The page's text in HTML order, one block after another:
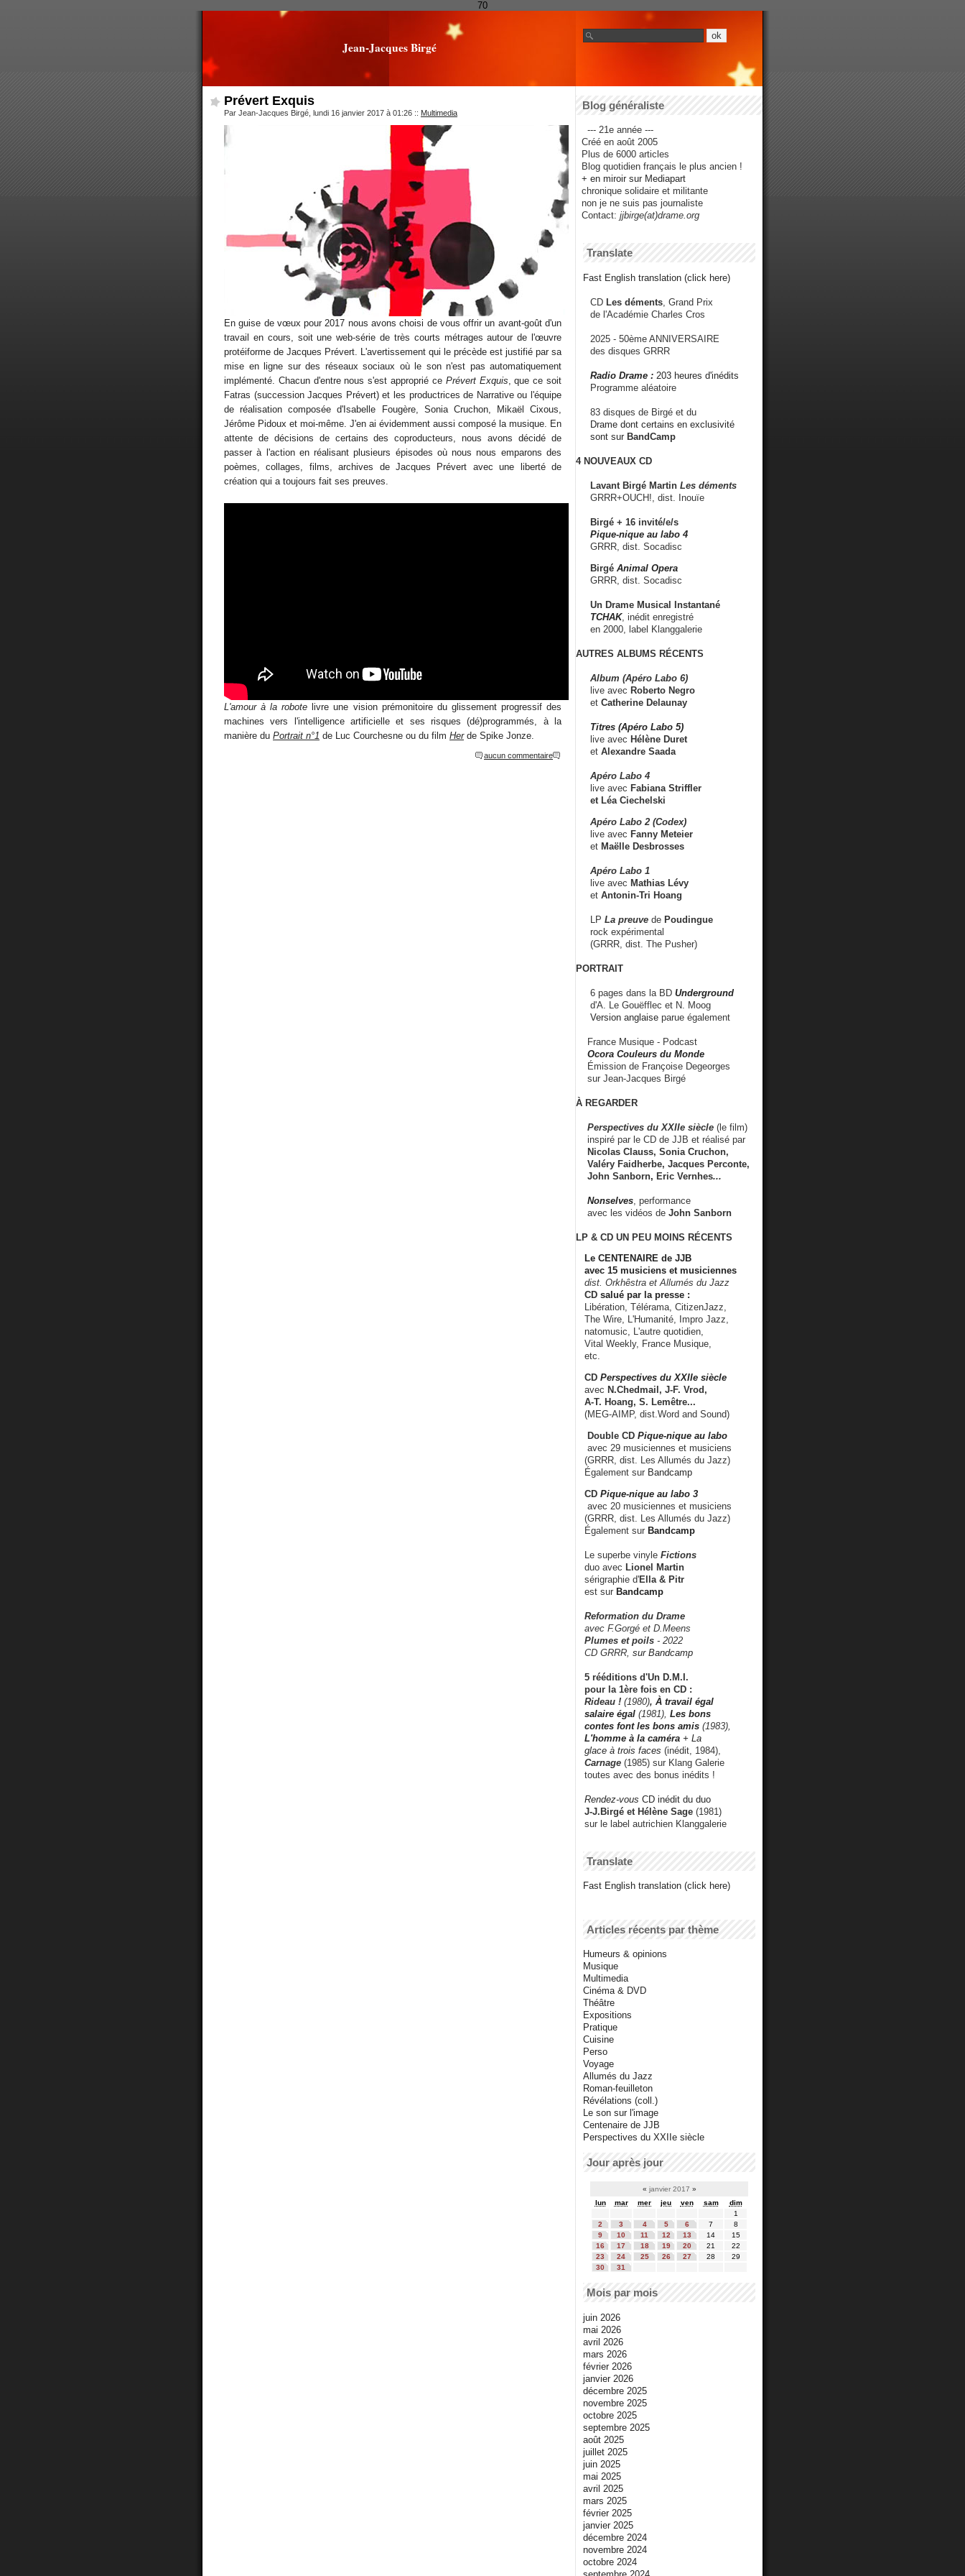
70
Jean-Jacques Birgé
Prévert Exquis
Par Jean-Jacques Birgé, lundi 16 janvier 2017 à 01:26 :: Multimedia
En guise de vœux pour 2017 nous avons choisi de vous offrir un avant-goût d'un
travail en cours, soit une web-série de très courts métrages autour de l'œuvre
protéiforme de Jacques Prévert. L'avertissement qui le précède est justifié par sa
mise en ligne sur des réseaux sociaux où le son n'est pas automatiquement
implémenté. Chacun d'entre nous s'est approprié ce Prévert Exquis , que ce soit
Fatras (succession Jacques Prévert) et les productrices de Narrative ou l'équipe
de réalisation composée d'Isabelle Fougère, Sonia Cruchon, Mikaël Cixous,
Jérôme Pidoux et moi-même. J'en ai évidemment aussi composé la musique. En
attente de décisions de certains des coproducteurs, nous avons décidé de
passer à l'action en réalisant plusieurs épisodes où nous nous emparons des
poèmes, collages, films, archives de Jacques Prévert avec une liberté de
création qui a toujours fait ses preuves.
L'amour à la robote livre une vision prémonitoire du glissement progressif des
machines vers l'intelligence artificielle et ses risques (dé)programmés, à la
manière du Portrait n°1 de Luc Courchesne ou du film Herde Spike Jonze.
aucun commentaire
Blog généraliste
--- 21e année ---
Créé en août 2005
Plus de 6000 articles
Blog quotidien français le plus ancien !
+ en miroir sur Mediapart
chronique solidaire et militante
non je ne suis pas journaliste
Contact: jjbirge(at)drame.org
Translate
Fast English translation (click here)
CD Les déments , Grand Prix
de l'Académie Charles Cros
2025 - 50ème ANNIVERSAIRE
des disques GRRR
Radio Drame : 203 heures d'inédits
Programme aléatoire
83 disques de Birgé et du
Drame dont certains en exclusivité
sont sur BandCamp
4 NOUVEAUX CD
Lavant Birgé Martin Les déments
GRRR+OUCH!, dist. Inouïe
Birgé + 16 invité/e/s
Pique-nique au labo 4
GRRR, dist. Socadisc
Birgé Animal Opera
GRRR, dist. Socadisc
Un Drame Musical Instantané
TCHAK, inédit enregistré
en 2000, label Klanggalerie
AUTRES ALBUMS RÉCENTS
Album (Apéro Labo 6)
live avec Roberto Negro
et Catherine Delaunay
Titres (Apéro Labo 5)
live avec Hélène Duret
et Alexandre Saada
Apéro Labo 4
live avec Fabiana Striffler
et Léa Ciechelski
Apéro Labo 2 (Codex)
live avec Fanny Meteier
et Maëlle Desbrosses
Apéro Labo 1
live avec Mathias Lévy
et Antonin-Tri Hoang
LP La preuve de Poudingue
rock expérimental
(GRRR, dist. The Pusher)
PORTRAIT
6 pages dans la BD Underground
d'A. Le Gouëfflec et N. Moog
Version anglaise parue également
France Musique - Podcast
Ocora Couleurs du Monde
Émission de Françoise Degeorges
sur Jean-Jacques Birgé
À REGARDER
Perspectives du XXIIe siècle (le film)
inspiré par le CD de JJB et réalisé par
Nicolas Clauss, Sonia Cruchon,
Valéry Faidherbe, Jacques Perconte,
John Sanborn, Eric Vernhes...
Nonselves , performance
avec les vidéos de John Sanborn
LP & CD UN PEU MOINS RÉCENTS
Le CENTENAIRE de JJB
avec 15 musiciens et musiciennes
dist. Orkhêstra et Allumés du Jazz
CD salué par la presse :
Libération, Télérama, CitizenJazz,
The Wire, L'Humanité, Impro Jazz,
natomusic, L'autre quotidien,
Vital Weekly, France Musique,
etc.
CD Perspectives du XXIIe siècle
avec N.Chedmail, J-F. Vrod,
A-T. Hoang, S. Lemêtre...
(MEG-AIMP, dist.Word and Sound)
Double CD Pique-nique au labo
avec 29 musiciennes et musiciens
(GRRR, dist. Les Allumés du Jazz)
Également sur Bandcamp
CD Pique-nique au labo 3
avec 20 musiciennes et musiciens
(GRRR, dist. Les Allumés du Jazz)
Également sur Bandcamp
Le superbe vinyle Fictions
duo avec Lionel Martin
sérigraphie d'Ella & Pitr
est sur Bandcamp
Reformation du Drame
avec F.Gorgé et D.Meens
Plumes et poils - 2022
CD GRRR, sur Bandcamp
5 rééditions d'Un D.M.I.
pour la 1ère fois en CD :
Rideau ! (1980), À travail égal
salaire égal (1981), Les bons
contes font les bons amis (1983),
L'homme à la caméra + La
glace à trois faces (inédit, 1984),
Carnage (1985) sur Klang Galerie
toutes avec des bonus inédits !
Rendez-vous CD inédit du duo
J-J.Birgé et Hélène Sage (1981)
sur le label autrichien Klanggalerie
Translate
Fast English translation (click here)
Articles récents par thème
Humeurs & opinions
Musique
Multimedia
Cinéma & DVD
Théâtre
Expositions
Pratique
Cuisine
Perso
Voyage
Allumés du Jazz
Roman-feuilleton
Révélations (coll.)
Le son sur l'image
Centenaire de JJB
Perspectives du XXIIe siècle
Jour après jour
« janvier 2017 »
lun
mar mer jeu ven sam
dim
1
2
3 4 5 6 7
8
9
10 11 12 13 14
15
16
17 18 19 20 21
22
23
24 25 26 27 28
29
30
31
Mois par mois
juin 2026
mai 2026
avril 2026
mars 2026
février 2026
janvier 2026
décembre 2025
novembre 2025
octobre 2025
septembre 2025
août 2025
juillet 2025
juin 2025
mai 2025
avril 2025
mars 2025
février 2025
janvier 2025
décembre 2024
novembre 2024
octobre 2024